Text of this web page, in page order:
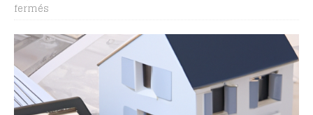
fermés